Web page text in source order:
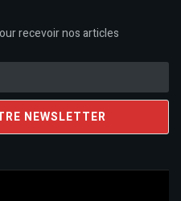
recevoir nos articles